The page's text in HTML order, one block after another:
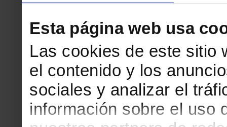
Esta página web usa
Las cookies de este sitio
el contenido y los
sociales y analizar el
información sobre el uso